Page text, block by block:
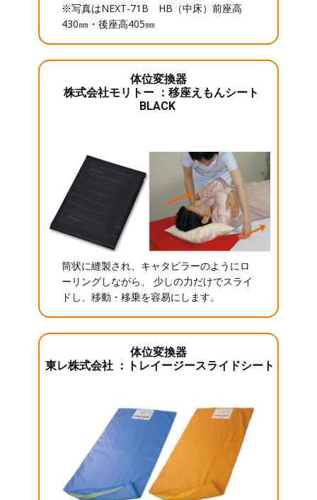
※写真はNEXT-71B HB（中床）前座高
430㎜・後座高405㎜
体位変換器
株式会社モリトー ：移座えもんシート
BLACK
筒状に縫製され、キャタピラーのようにロ
ーリングしながら、 少しの力だけでスライ
ドし、移動・移乗を容易にします。
体位変換器
東レ株式会社 ：トレイージースライドシート